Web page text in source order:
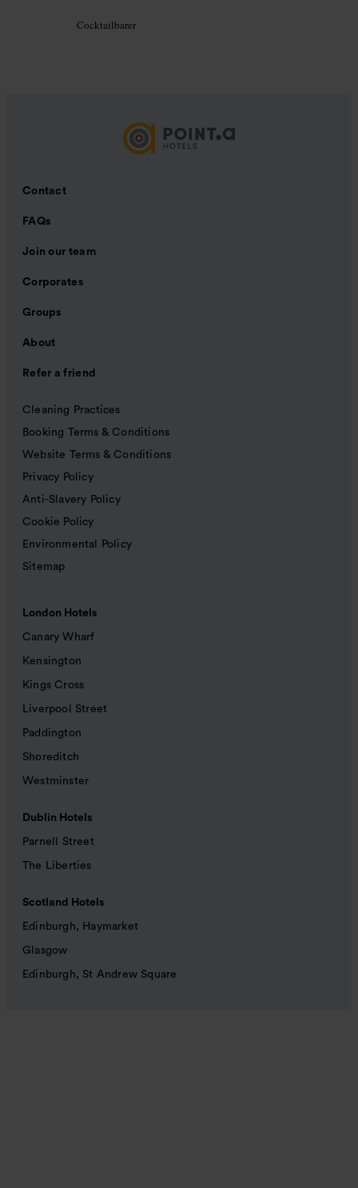
Cocktailbarer
Contact
FAQs
Join our team
Corporates
Groups
About
Refer a friend
Cleaning Practices
Booking Terms & Conditions
Website Terms & Conditions
Privacy Policy
Anti-Slavery Policy
Cookie Policy
Environmental Policy
Sitemap
London Hotels
Canary Wharf
Kensington
Kings Cross
Liverpool Street
Paddington
Shoreditch
Westminster
Dublin Hotels
Parnell Street
The Liberties
Scotland Hotels
Edinburgh, Haymarket
Glasgow
Edinburgh, St Andrew Square